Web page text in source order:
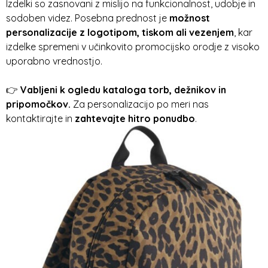
Izdelki so zasnovani z mislijo na funkcionalnost, udobje in
sodoben videz. Posebna prednost je možnost
personalizacije z logotipom, tiskom ali vezenjem, kar
izdelke spremeni v učinkovito promocijsko orodje z visoko
uporabno vrednostjo.
👉 Vabljeni k ogledu kataloga torb, dežnikov in
pripomočkov. Za personalizacijo po meri nas
kontaktirajte in zahtevajte hitro ponudbo.